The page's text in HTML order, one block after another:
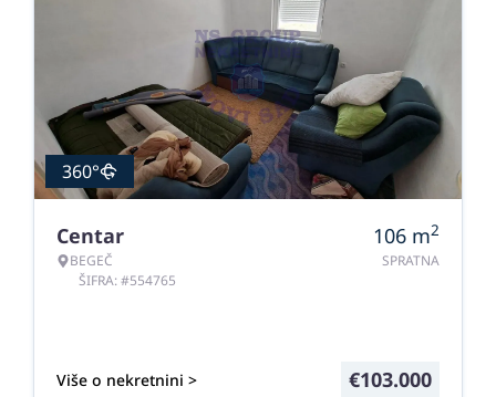
360°
Centar
BEGEČ
ŠIFRA: #554765
106 m2
SPRATNA
Više o nekretnini > €103.000